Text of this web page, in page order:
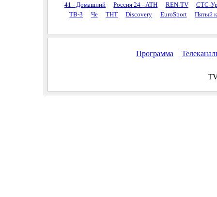
41 - Домашний
Россия 24 - АТН REN-TV
СТС-
ТВ-3
Че ТНТ Discovery EuroSport Пятый
Программа